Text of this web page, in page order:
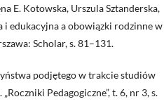
E. Kotowska, Urszula Sztanderska,
i edukacyjna a obowiązki rodzinne w
Scholar, s. 81–131.
podjętego w trakcie studiów
Pedagogiczne”, t. 6, nr 3, s.